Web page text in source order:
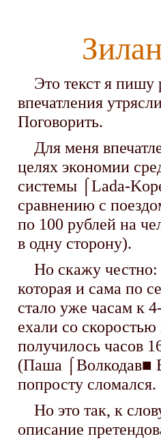
Это текст я пишу
впечатления
Поговорить.
Для меня
целях экономии
системы ⌠Lada-
сравнению с
по 100 рублей на
в одну сторону).
Но скажу честно: в
которая и сама по
стало уже часам к
ехали со
получилось часов
(Паша ⌠Волкодав■
попросту сломался.
Но это так, к
описание